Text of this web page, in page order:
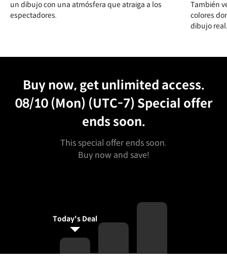
un dibujo con una atmósfera que atraiga a los
espectadores.
También
colores
dibujo real.
Buy now, get unlimited access.
08/10 (Mon) (UTC-7) Special offer
ends soon.
This special offer ends soon.
Buy now and save!
Today's Deal